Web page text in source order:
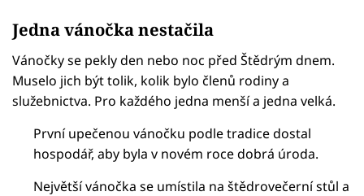
Jedna vánočka nestačila
Vánočky se pekly den nebo noc před Štědrým dnem.
Muselo jich být tolik, kolik bylo členů rodiny a
služebnictva. Pro každého jedna menší a jedna velká.
První upečenou vánočku podle tradice dostal
hospodář, aby byla v novém roce dobrá úroda.
Největší vánočka se umístila na štědrovečerní stůl a